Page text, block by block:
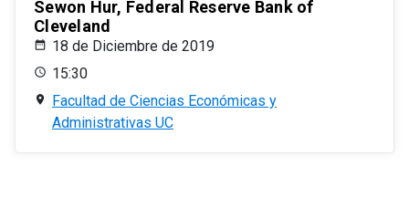
Sewon Hur, Federal Reserve Bank of
Cleveland
18 de Diciembre de 2019
15:30
Facultad de Ciencias Económicas y
Administrativas UC